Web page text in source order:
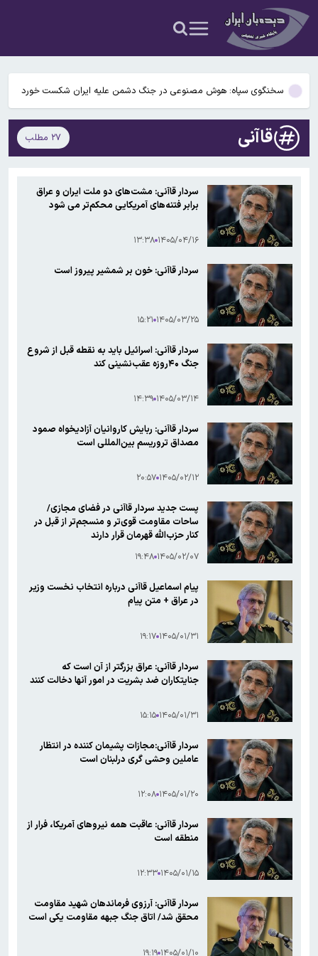
می‌شود
پورعلی‌گنجی به پاختاکور ازبکستان پیوست
نیکزاد: بازگشایی تنگه هرمز هیچ راه‌حل نظامی ندارد
سخنگوی سپاه: هوش مصنوعی در جنگ دشمن علیه ایران شکست خورد
پاییز پربارش در راه است
رئیس سازمان تعزیرات: گران‌فروشی نان با قطع سهمیه آرد برخورد
پورعلی‌گنجی به پاختاکور ازبکستان پیوست
نیکزاد: بازگشایی تنگه هرمز هیچ راه‌حل نظامی ندارد
قاآنی ۲۷ مطلب
سردار قاآنی: مشت‌های دو ملت ایران و عراق
برابر فتنه‌های آمریکایی محکم‌تر می شود
۱۴۰۵/۰۴/۱۶ ۱۳:۳۸
سردار قاآنی: خون بر شمشیر پیروز است
۱۴۰۵/۰۳/۲۵ ۱۵:۲۱
سردار قاآنی: اسرائیل باید به نقطه قبل از شروع
جنگ ۴۰روزه عقب‌نشینی کند
۱۴۰۵/۰۳/۱۴ ۱۴:۳۹
سردار قاآنی: ربایش کاروانیان آزادیخواه صمود
مصداق تروریسم بین‌المللی است
۱۴۰۵/۰۲/۱۲ ۲۰:۵۷
پست جدید سردار قاآنی در فضای مجازی/
ساحات مقاومت قوی‌تر و منسجم‌تر از قبل در
کنار حزب‌الله قهرمان قرار دارند
۱۴۰۵/۰۲/۰۷ ۱۹:۴۸
پیام اسماعیل قاآنی درباره انتخاب نخست وزیر
در عراق + متن پیام
۱۴۰۵/۰۱/۳۱ ۱۹:۱۷
سردار قاآنی: عراق بزرگتر از آن است که
جنایتکاران ضد بشریت در امور آنها دخالت کنند
۱۴۰۵/۰۱/۳۱ ۱۵:۱۵
سردار قاآنی:مجازات پشیمان کننده‌ در انتظار
عاملین وحشی گری درلبنان است
۱۴۰۵/۰۱/۲۰ ۱۲:۰۸
سردار قاآنی: عاقبت همه نیروهای آمریکا، فرار از
منطقه است
۱۴۰۵/۰۱/۱۵ ۱۲:۳۳
سردار قاآنی: آرزوی فرماندهان شهید مقاومت
محقق شد/ اتاق جنگ جبهه مقاومت یکی است
۱۴۰۵/۰۱/۱۰ ۱۹:۱۹